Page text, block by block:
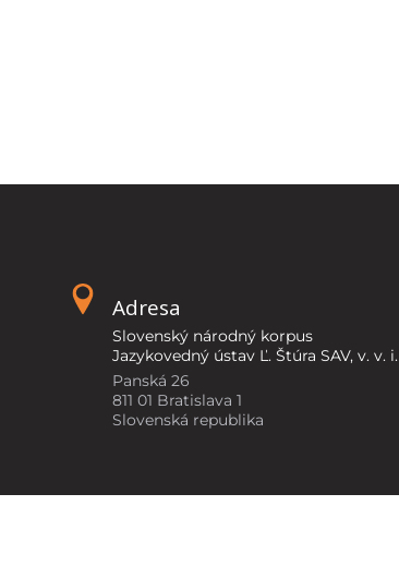
Adresa
Slovenský národný korpus
Jazykovedný ústav Ľ. Štúra SAV, v. v. i.
Panská 26
811 01 Bratislava 1
Slovenská republika